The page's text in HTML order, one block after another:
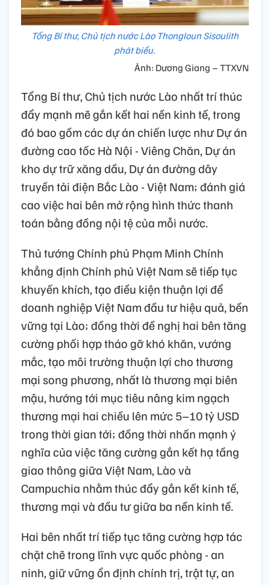
Tổng Bí thư, Chủ tịch nước Lào Thongloun Sisoulith
phát biểu.
Ảnh: Dương Giang – TTXVN
Tổng Bí thư, Chủ tịch nước Lào nhất trí thúc
đẩy mạnh mẽ gắn kết hai nền kinh tế, trong
đó bao gồm các dự án chiến lược như Dự án
đường cao tốc Hà Nội - Viêng Chăn, Dự án
kho dự trữ xăng dầu, Dự án đường dây
truyền tải điện Bắc Lào - Việt Nam; đánh giá
cao việc hai bên mở rộng hình thức thanh
toán bằng đồng nội tệ của mỗi nước.
Thủ tướng Chính phủ Phạm Minh Chính
khẳng định Chính phủ Việt Nam sẽ tiếp tục
khuyến khích, tạo điều kiện thuận lợi để
doanh nghiệp Việt Nam đầu tư hiệu quả, bền
vững tại Lào; đồng thời đề nghị hai bên tăng
cường phối hợp tháo gỡ khó khăn, vướng
mắc, tạo môi trường thuận lợi cho thương
mại song phương, nhất là thương mại biên
mậu, hướng tới mục tiêu nâng kim ngạch
thương mại hai chiều lên mức 5–10 tỷ USD
trong thời gian tới; đồng thời nhấn mạnh ý
nghĩa của việc tăng cường gắn kết hạ tầng
giao thông giữa Việt Nam, Lào và
Campuchia nhằm thúc đẩy gắn kết kinh tế,
thương mại và đầu tư giữa ba nền kinh tế.
Hai bên nhất trí tiếp tục tăng cường hợp tác
chặt chẽ trong lĩnh vực quốc phòng - an
ninh, giữ vững ổn định chính trị, trật tự, an